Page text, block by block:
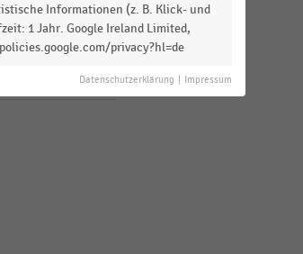
Informationen (z. B. Klick- und
1 Jahr. Google Ireland Limited,
privacy?hl=de
Datenschutzerklärung Impressum